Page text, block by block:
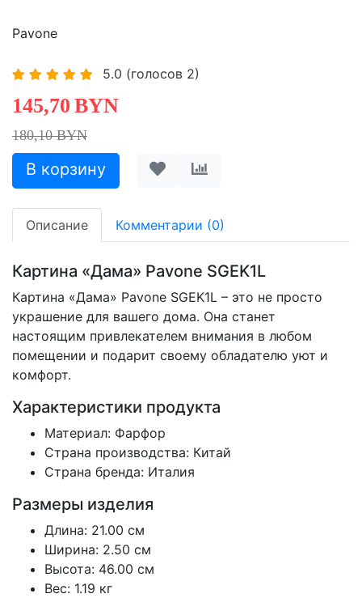
Pavone
5.0 (голосов 2)
145,70 BYN
180,10 BYN
Описание Комментарии (0)
Картина «Дама» Pavone SGEK1L
Картина «Дама» Pavone SGEK1L – это не просто
украшение для вашего дома. Она станет
настоящим привлекателем внимания в любом
помещении и подарит своему обладателю уют и
комфорт.
Характеристики продукта
Материал: Фарфор
Страна производства: Китай
Страна бренда: Италия
Размеры изделия
Длина: 21.00 см
Ширина: 2.50 см
Высота: 46.00 см
Вес: 1.19 кг